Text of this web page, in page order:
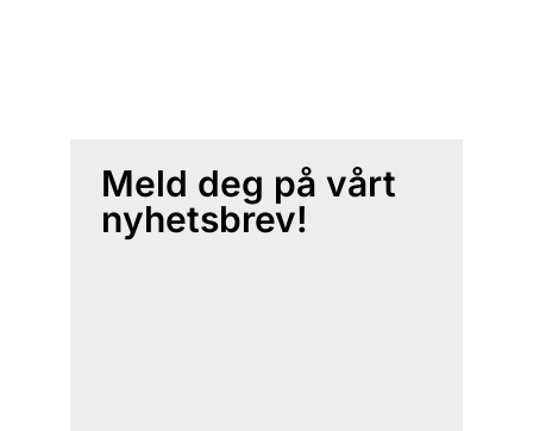
Meld deg på vårt
nyhetsbrev!